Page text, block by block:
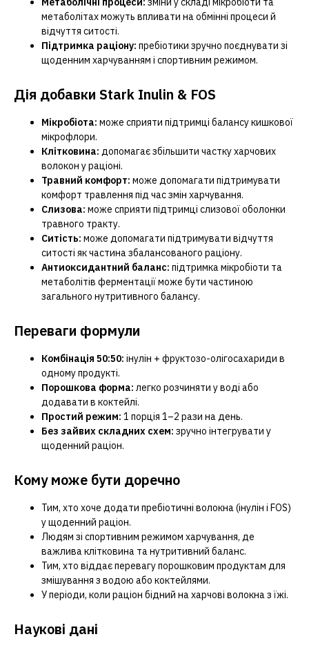
метаболітах можуть впливати на обмінні процеси й
відчуття ситості.
Підтримка раціону: пребіотики зручно поєднувати зі
щоденним харчуванням і спортивним режимом.
Дія добавки Stark Inulin & FOS
Мікробіота: може сприяти підтримці балансу кишкової
мікрофлори.
Клітковина: допомагає збільшити частку харчових
волокон у раціоні.
Травний комфорт: може допомагати підтримувати
комфорт травлення під час змін харчування.
Слизова: може сприяти підтримці слизової оболонки
травного тракту.
Ситість: може допомагати підтримувати відчуття
ситості як частина збалансованого раціону.
Антиоксидантний баланс: підтримка мікробіоти та
метаболітів ферментації може бути частиною
загального нутритивного балансу.
Переваги формули
Комбінація 50:50: інулін + фруктозо-олігосахариди в
одному продукті.
Порошкова форма: легко розчиняти у воді або
додавати в коктейлі.
Простий режим: 1 порція 1–2 рази на день.
Без зайвих складних схем: зручно інтегрувати у
щоденний раціон.
Кому може бути доречно
Тим, хто хоче додати пребіотичні волокна (інулін і FOS)
у щоденний раціон.
Людям зі спортивним режимом харчування, де
важлива клітковина та нутритивний баланс.
Тим, хто віддає перевагу порошковим продуктам для
змішування з водою або коктейлями.
У періоди, коли раціон бідний на харчові волокна з їжі.
Наукові дані